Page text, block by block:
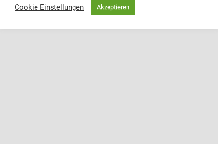
Cookie Einstellungen Akzeptieren